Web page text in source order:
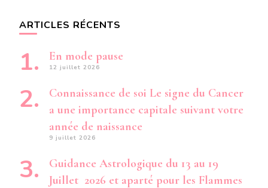
ARTICLES RÉCENTS
En mode pause
12 juillet 2026
Connaissance de soi Le signe du Cancer
a une importance capitale suivant votre
année de naissance
9 juillet 2026
Guidance Astrologique du 13 au 19
Juillet 2026 et aparté pour les Flammes